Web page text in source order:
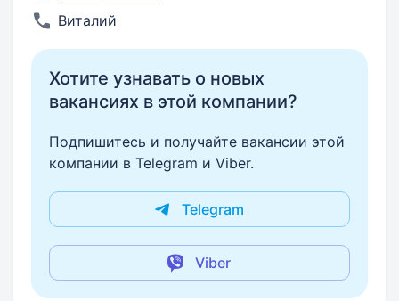
Виталий
Хотите узнавать о новых
вакансиях в этой компании?
Подпишитесь и получайте вакансии этой
компании в Telegram и Viber.
Telegram
Viber